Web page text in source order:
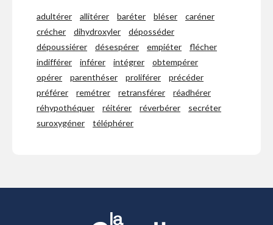
adultérer allitérer baréter bléser
caréner
crécher
dihydroxyler
déposséder
dépoussiérer
désespérer empiéter
flécher
indifférer
inférer intégrer
obtempérer
opérer
parenthéser proliférer
précéder
préférer
remétrer retransférer
réadhérer
réhypothéquer
réitérer réverbérer
secréter
suroxygéner
téléphérer